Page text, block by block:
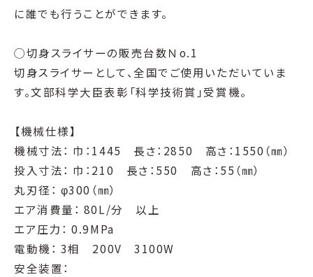
に誰でも行うことができます。
◯切身スライサーの販売台数Ｎo.1
切身スライサーとして、全国でご使用いただいていま
す。文部科学大臣表彰「科学技術賞」受賞機。
【機械仕様】
機械寸法： 巾：1445 長さ：2850 高さ：1550（㎜）
投入寸法： 巾：210 長さ：550 高さ：55（㎜）
丸刃径： φ300（㎜）
エア消費量： 80L/分 以上
エア圧力： 0.9MPa
電動機： 3相 200V 3100W
安全装置：